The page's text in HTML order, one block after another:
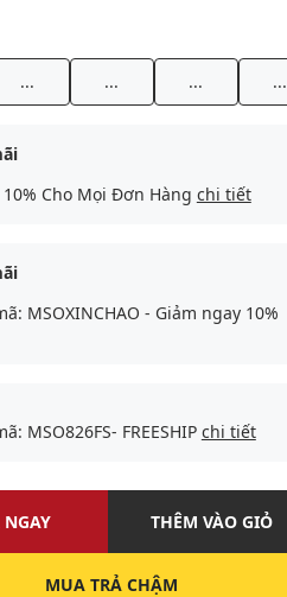
... ... ... ...
Cho Mọi Đơn Hàng chi tiết
MSOXINCHAO - Giảm ngay 10%
MSO826FS- FREESHIP chi tiết
THÊM VÀO GIỎ
MUA TRẢ CHẬM